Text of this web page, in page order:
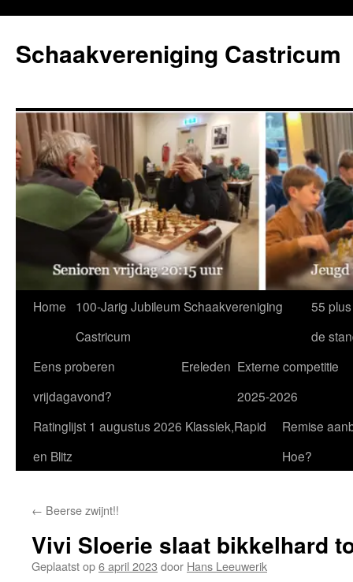
de
inhoud
Schaakvereniging Castricum
Home
100-Jarig Jubileum Schaakvereniging
Castricum
55
de
Eens proberen
vrijdagavond?
Ereleden Externe competitie
2025-2026
Ratinglijst 1 augustus 2026 Klassiek,Rapid
en Blitz
Remise
Hoe?
← Beerse zwijnt!!
Vivi Sloerie slaat bikkelhard
Geplaatst op6 april 2023 door Hans Leeuwerik